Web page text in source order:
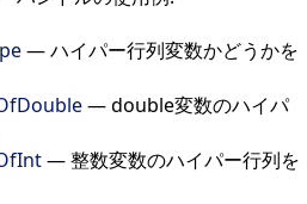
—ハイパー行列変数かどうかを
—double変数のハイパ
—整数変数のハイパー行列を